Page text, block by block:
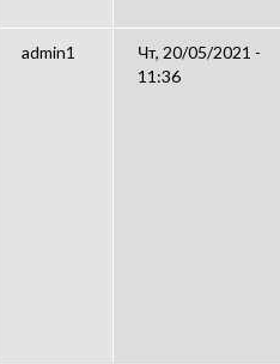
admin1
Чт, 20/05/2021 -
11:36